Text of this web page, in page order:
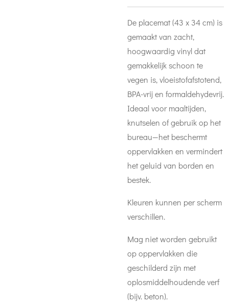
De placemat (43 x 34 cm) is
gemaakt van zacht,
hoogwaardig vinyl dat
gemakkelijk schoon te
vegen is, vloeistofafstotend,
BPA-vrij en formaldehydevrij.
Ideaal voor maaltijden,
knutselen of gebruik op het
bureau—het beschermt
oppervlakken en vermindert
het geluid van borden en
bestek.
Kleuren kunnen per scherm
verschillen.
Mag niet worden gebruikt
op oppervlakken die
geschilderd zijn met
oplosmiddelhoudende verf
(bijv. beton).